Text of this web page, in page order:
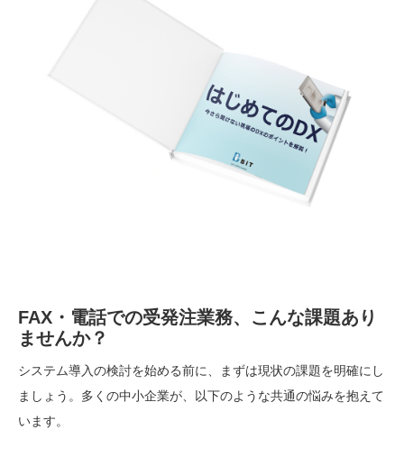
FAX・電話での受発注業務、こんな課題あり
ませんか？
システム導入の検討を始める前に、まずは現状の課題を明確にし
ましょう。多くの中小企業が、以下のような共通の悩みを抱えて
います。